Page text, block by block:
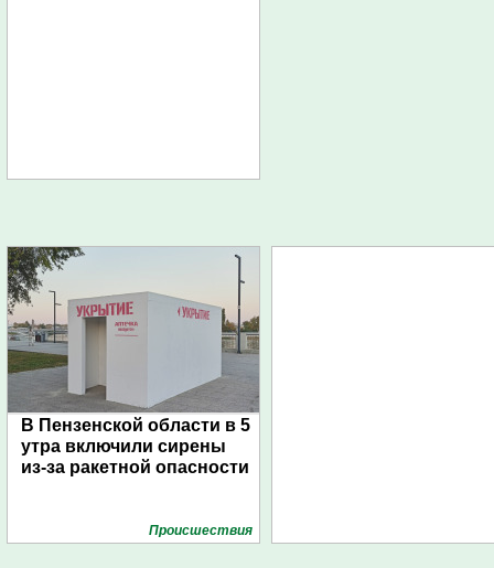
В Пензенской области в 5
утра включили сирены
из-за ракетной опасности
Проиcшествия